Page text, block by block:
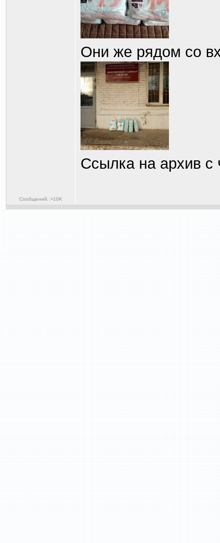
Сообщений: >10K
Они же рядом со
Ссылка на архив